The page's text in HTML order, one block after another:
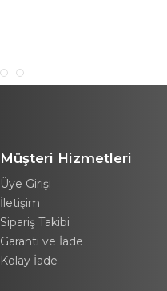
Müşteri Hizmetleri
Üye Girişi
İletişim
Sipariş Takibi
Garanti ve İade
Kolay İade